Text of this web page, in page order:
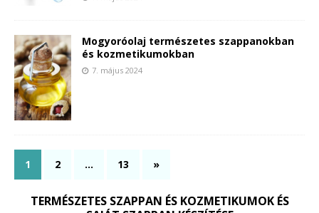
Mogyoróolaj természetes szappanokban
és kozmetikumokban
7. május 2024
1 2 … 13 »
TERMÉSZETES SZAPPAN ÉS KOZMETIKUMOK ÉS